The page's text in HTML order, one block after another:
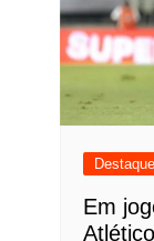
Destaque
Em